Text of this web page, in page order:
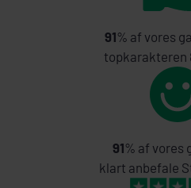
91% af vores
topkarakteren
91% af vores
klart anbefale